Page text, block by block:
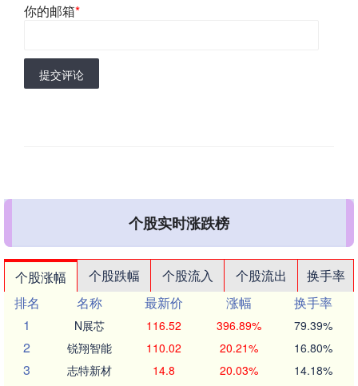
你的邮箱*
提交评论
个股实时涨跌榜
个股涨幅 个股跌幅 个股流入 个股流出
换手率
排名
名称 最新价 涨幅
换手率
1
N展芯 116.52 396.89% 79.39%
2 锐翔智能 110.02 20.21% 16.80%
3 志特新材 14.8 20.03% 14.18%